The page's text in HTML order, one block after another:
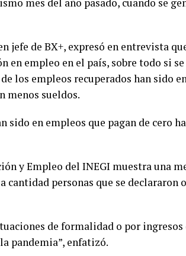
jefe de BX+, expresó en entrevista
en empleo en el país, sobre todo si
los empleos recuperados han sido
menos sueldos.
sido en empleos que pagan de cero
y Empleo del INEGI muestra una
personas que se declararon
de formalidad o por ingresos
pandemia”, enfatizó.